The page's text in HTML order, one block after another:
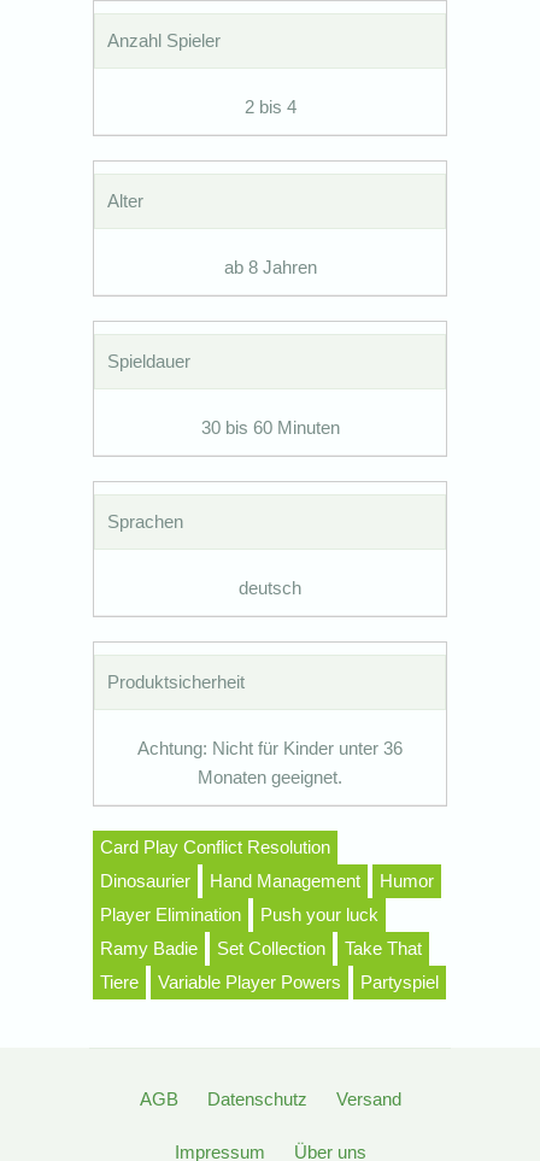
Anzahl Spieler
2 bis 4
Alter
ab 8 Jahren
Spieldauer
30 bis 60 Minuten
Sprachen
deutsch
Produktsicherheit
Achtung: Nicht für Kinder unter 36
Monaten geeignet.
Card Play Conflict Resolution
Dinosaurier
Hand Management
Humor
Player Elimination
Push your luck
Ramy Badie
Set Collection
Take That
Tiere
Variable Player Powers Partyspiel
AGB Datenschutz Versand
Impressum Über uns